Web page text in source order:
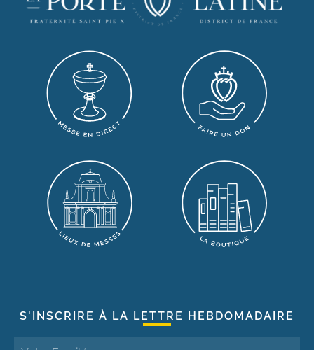
S'INSCRIRE À LA LETTRE HEBDOMADAIRE